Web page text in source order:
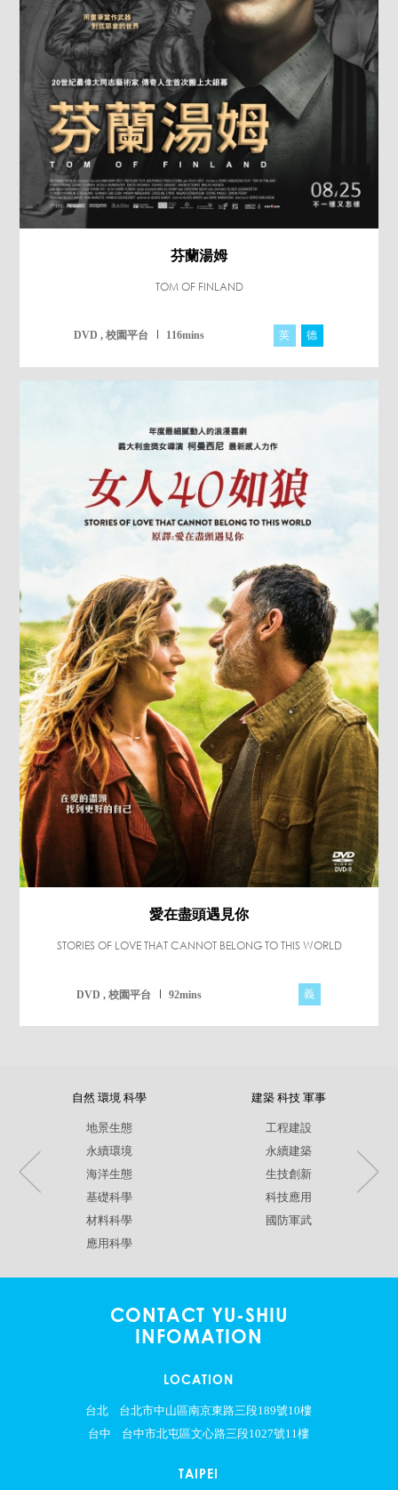
芬蘭湯姆
TOM OF FINLAND
DVD , 校園平台 116mins 英 德
愛在盡頭遇見你
STORIES OF LOVE THAT CANNOT BELONG TO THIS WORLD
DVD , 校園平台 92mins 義
自然 環境 科學
地景生態
永續環境
海洋生態
基礎科學
材料科學
應用科學
建築 科技 軍事
工程建設
永續建築
生技創新
科技應用
國防軍武
CONTACT YU-SHIU
INFOMATION
LOCATION
台北
台北市中山區南京東路三段189號10樓
台中
台中市北屯區文心路三段1027號11樓
TAIPEI